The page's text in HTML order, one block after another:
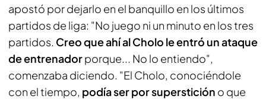
apostó por dejarlo en el banquillo en los últimos
partidos de liga: "No juego ni un minuto en los tres
partidos. Creo que ahí al Cholo le entró un ataque
de entrenadorporque... No lo entiendo",
comenzaba diciendo. "El Cholo, conociéndole
con el tiempo, podía ser por superstición o que